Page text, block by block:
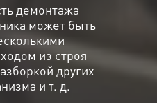
демонтажа
может быть
из строя
других
и т. д.